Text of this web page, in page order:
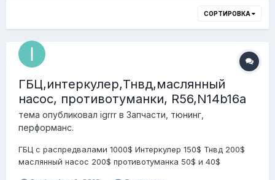
СОРТИРОВКА
ГБЦ,интеркулер,Тнвд,маслянный
насос, противотуманки, R56,N14b16a
тема опубликовал igrrr в Запчасти, тюнинг,
перформанс.
ГБЦ с распредвалами 1000$ Интеркулер 150$ Тнвд 200$
маслянный насос 200$ противотуманка 50$ и 40$